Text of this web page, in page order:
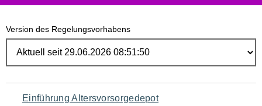
Version des Regelungsvorhabens
Navigation
Einführung Altersvorsorgedepot